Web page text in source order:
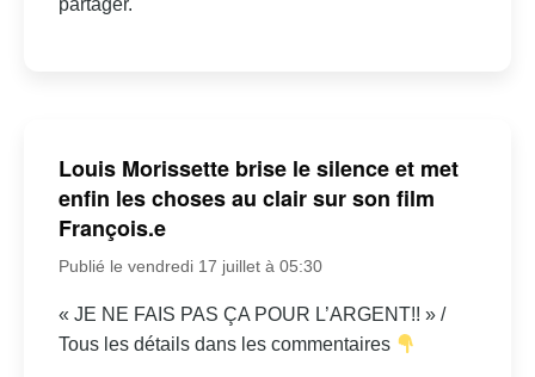
Louis Morissette brise le silence et met
enfin les choses au clair sur son film
François.e
Publié le vendredi 17 juillet à 05:30
« JE NE FAIS PAS ÇA POUR L’ARGENT!! » /
Tous les détails dans les commentaires